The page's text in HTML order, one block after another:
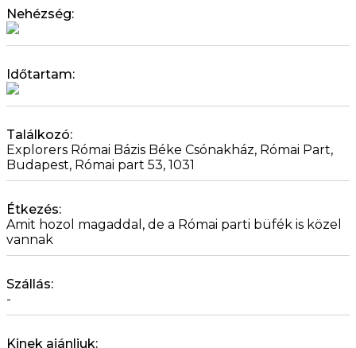
Nehézség:
Időtartam:
Találkozó:
Explorers Római Bázis Béke Csónakház, Római Part,
Budapest, Római part 53, 1031
Étkezés:
Amit hozol magaddal, de a Római parti büfék is közel
vannak
Szállás:
-
Kinek ajánljuk: